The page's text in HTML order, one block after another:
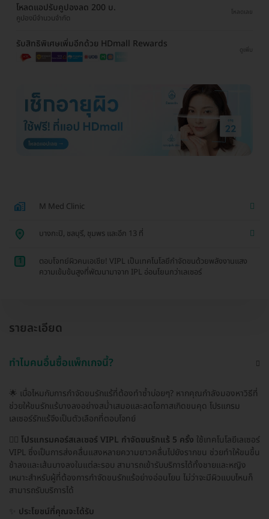
โหลดแอปรับคูปองลด 200 บ.
คูปองมีจำนวนจำกัด
โหลดเลย
รับสิทธิพิเศษเพิ่มอีกด้วย HDmall Rewards
ดูเพิ่ม
M Med Clinic
บางกะปิ, ชลบุรี, ชุมพร และอีก 13 ที่
1
ตอบโจทย์ผิวคนเอเชีย! VIPL เป็นเทคโนโลยีกำจัดขนด้วยพลังงานแสง
ความเข้มข้นสูงที่พัฒนามาจาก IPL อ่อนโยนกว่าเลเซอร์
รายละเอียด
ทำไมคนอื่นซื้อแพ็กเกจนี้?
🌟 เบื่อไหมกับการกำจัดขนรักแร้ที่ต้องทำซ้ำบ่อยๆ? หากคุณกำลังมองหาวิธีที่
ช่วยให้ขนรักแร้บางลงอย่างสม่ำเสมอและลดโอกาสเกิดขนคุด โปรแกรม
เลเซอร์รักแร้จึงเป็นตัวเลือกที่ตอบโจทย์
👩‍⚕️ โปรแกรมคอร์สเลเซอร์ VIPL กำจัดขนรักแร้ 5 ครั้ง ใช้เทคโนโลยีเลเซอร์
VIPL ซึ่งเป็นการส่งคลื่นแสงหลายความยาวคลื่นไปยังรากขน ช่วยทำให้ขนขึ้น
ช้าลงและเส้นบางลงในแต่ละรอบ สามารถเข้ารับบริการได้ทั้งชายและหญิง
เหมาะสำหรับผู้ที่ต้องการกำจัดขนรักแร้อย่างอ่อนโยน ไม่ว่าจะมีผิวแบบไหนก็
สามารถรับบริการได้
ประโยชน์ที่คุณจะได้รับ